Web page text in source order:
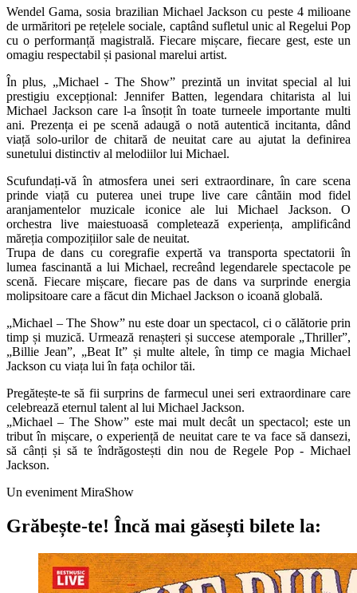
Wendel Gama, sosia brazilian Michael Jackson cu peste 4 milioane
de urmăritori pe rețelele sociale, captând sufletul unic al Regelui Pop
cu o performanță magistrală. Fiecare mișcare, fiecare gest, este un
omagiu respectabil și pasional marelui artist.
În plus, „Michael - The Show” prezintă un invitat special al lui
prestigiu excepțional: Jennifer Batten, legendara chitarista al lui
Michael Jackson care l-a însoțit în toate turneele importante multi
ani. Prezența ei pe scenă adaugă o notă autentică incitanta, dând
viață solo-urilor de chitară de neuitat care au ajutat la definirea
sunetului distinctiv al melodiilor lui Michael.
Scufundați-vă în atmosfera unei seri extraordinare, în care scena
prinde viață cu puterea unei trupe live care cântăin mod fidel
aranjamentelor muzicale iconice ale lui Michael Jackson. O
orchestra live maiestuoasă completează experiența, amplificând
măreția compozițiilor sale de neuitat.
Trupa de dans cu coregrafie expertă va transporta spectatorii în
lumea fascinantă a lui Michael, recreând legendarele spectacole pe
scenă. Fiecare mișcare, fiecare pas de dans va surprinde energia
molipsitoare care a făcut din Michael Jackson o icoană globală.
„Michael – The Show” nu este doar un spectacol, ci o călătorie prin
timp și muzică. Urmează renașteri și succese atemporale „Thriller”,
„Billie Jean”, „Beat It” și multe altele, în timp ce magia Michael
Jackson cu viața lui în fața ochilor tăi.
Pregătește-te să fii surprins de farmecul unei seri extraordinare care
celebrează eternul talent al lui Michael Jackson.
„Michael – The Show” este mai mult decât un spectacol; este un
tribut în mișcare, o experiență de neuitat care te va face să dansezi,
să cânți și să te îndrăgostești din nou de Regele Pop - Michael
Jackson.
Un eveniment MiraShow
Grăbește-te! Încă mai găsești bilete la: